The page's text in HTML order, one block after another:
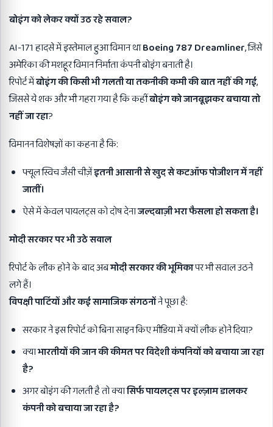
बोइंग को लेकर क्यों उठ रहे सवाल?
AI-171 हादसे में इस्तेमाल हुआ विमान थाBoeing 787 Dreamliner, जिसे
अमेरिका की मशहूर विमान निर्माता कंपनी बोइंग बनाती है।
रिपोर्ट मेंबोइंग की किसी भी गलती या तकनीकी कमी की बात नहीं की गई,
जिससे ये शक और भी गहरा गया है कि कहींबोइंग को जानबूझकर बचाया तो
नहीं जा रहा?
विमानन विशेषज्ञों का कहना है कि:
फ्यूल स्विच जैसी चीज़ेंइतनी आसानी से खुद से कटऑफ पोजीशन में नहीं
जातीं।
ऐसे में केवल पायलट्स को दोष देनाजल्दबाज़ी भरा फैसला हो सकता है।
मोदी सरकार पर भी उठे सवाल
रिपोर्ट के लीक होने के बाद अबमोदी सरकार की भूमिकापर भी सवाल उठने
लगे हैं।
विपक्षी पार्टियों और कई सामाजिक संगठनोंने पूछा है:
सरकार ने इस रिपोर्ट को बिना साइन किए मीडिया में क्यों लीक होने दिया?
क्याभारतीयों की जान की कीमत पर विदेशी कंपनियों को बचाया जा रहा
है?
अगर बोइंग की गलती है तो क्यासिर्फ पायलट्स पर इल्ज़ाम डालकर
कंपनी को बचाया जा रहा है?